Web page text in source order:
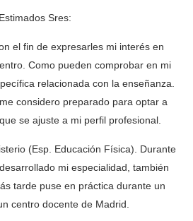
Estimados Sres:
el fin de expresarles mi interés en
Como pueden comprobar en mi
relacionada con la enseñanza.
considero preparado para optar a
se ajuste a mi perfil profesional.
(Esp. Educación Física). Durante
mi especialidad, también
tarde puse en práctica durante un
centro docente de Madrid.